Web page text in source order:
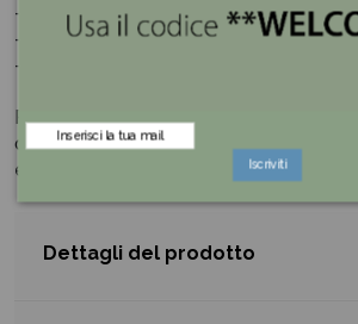
– scegliere tipo di confezione e
– scegliere bigliettino o TAG esterno
– finalizzare l’ordine
Riceverai un’assistenza continua, e
dal nostro team che si occupa di
ed insieme definirete ogni dettaglio.
Dettagli del prodotto
Iscriviti